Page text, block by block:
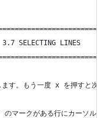
LINES
す。もう一度 x を押すと次の
ークがある行にカーソルを移